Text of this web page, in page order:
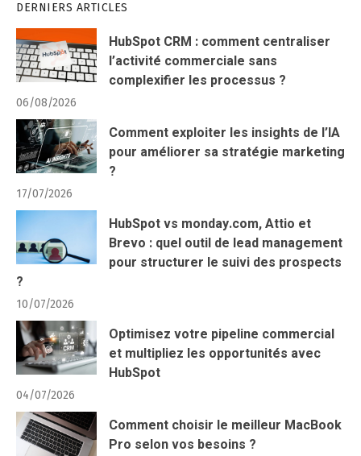
DERNIERS ARTICLES
HubSpot CRM : comment centraliser
l’activité commerciale sans
complexifier les processus ?
06/08/2026
Comment exploiter les insights de l’IA
pour améliorer sa stratégie marketing
?
17/07/2026
HubSpot vs monday.com, Attio et
Brevo : quel outil de lead management
pour structurer le suivi des prospects
?
10/07/2026
Optimisez votre pipeline commercial
et multipliez les opportunités avec
HubSpot
04/07/2026
Comment choisir le meilleur MacBook
Pro selon vos besoins ?